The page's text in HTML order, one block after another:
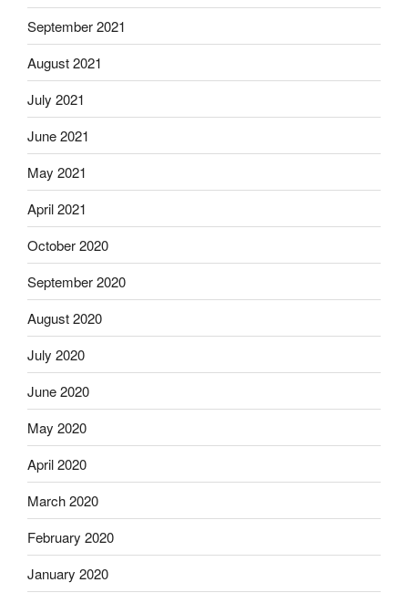
September 2021
August 2021
July 2021
June 2021
May 2021
April 2021
October 2020
September 2020
August 2020
July 2020
June 2020
May 2020
April 2020
March 2020
February 2020
January 2020